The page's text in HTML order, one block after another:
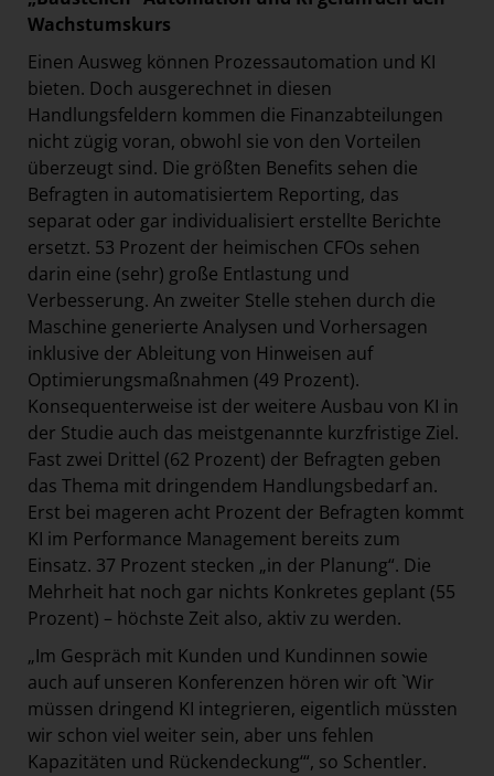
Wachstumskurs
Einen Ausweg können Prozessautomation und KI
bieten. Doch ausgerechnet in diesen
Handlungsfeldern kommen die Finanzabteilungen
nicht zügig voran, obwohl sie von den Vorteilen
überzeugt sind. Die größten Benefits sehen die
Befragten in automatisiertem Reporting, das
separat oder gar individualisiert erstellte Berichte
ersetzt. 53 Prozent der heimischen CFOs sehen
darin eine (sehr) große Entlastung und
Verbesserung. An zweiter Stelle stehen durch die
Maschine generierte Analysen und Vorhersagen
inklusive der Ableitung von Hinweisen auf
Optimierungsmaßnahmen (49 Prozent).
Konsequenterweise ist der weitere Ausbau von KI in
der Studie auch das meistgenannte kurzfristige Ziel.
Fast zwei Drittel (62 Prozent) der Befragten geben
das Thema mit dringendem Handlungsbedarf an.
Erst bei mageren acht Prozent der Befragten kommt
KI im Performance Management bereits zum
Einsatz. 37 Prozent stecken „in der Planung“. Die
Mehrheit hat noch gar nichts Konkretes geplant (55
Prozent) – höchste Zeit also, aktiv zu werden.
„Im Gespräch mit Kunden und Kundinnen sowie
auch auf unseren Konferenzen hören wir oft `Wir
müssen dringend KI integrieren, eigentlich müssten
wir schon viel weiter sein, aber uns fehlen
Kapazitäten und Rückendeckung‘“, so Schentler.